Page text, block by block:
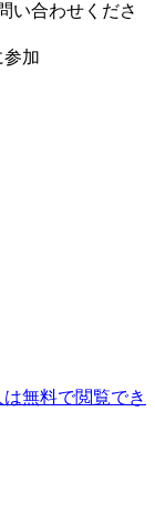
い合わせくださ
加
は無料で閲覧でき